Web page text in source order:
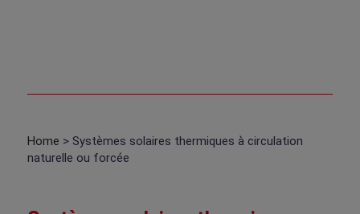
Home > Systèmes solaires thermiques à circulation
naturelle ou forcée